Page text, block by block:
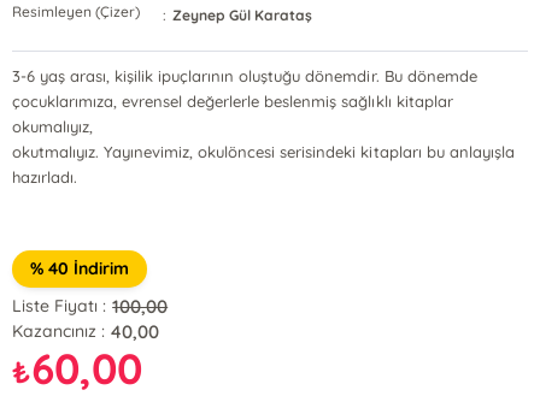
Resimleyen (Çizer)
: Zeynep Gül Karataş
3-6 yaş arası, kişilik ipuçlarının oluştuğu dönemdir. Bu dönemde
çocuklarımıza, evrensel değerlerle beslenmiş sağlıklı kitaplar
okumalıyız,
okutmalıyız. Yayınevimiz, okulöncesi serisindeki kitapları bu anlayışla
hazırladı.
% 40 İndirim
Liste Fiyatı : 100,00
Kazancınız : 40,00
₺60,00